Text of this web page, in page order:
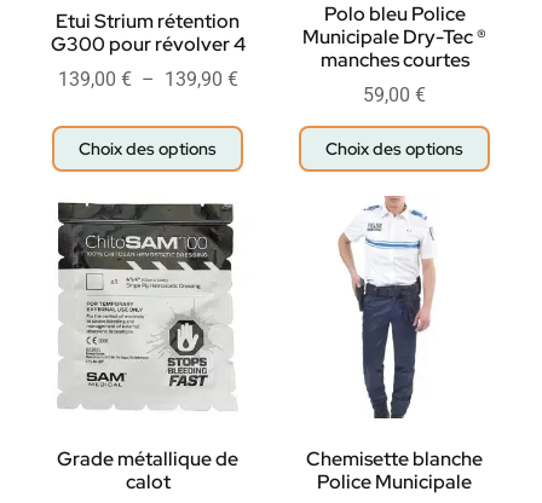
Etui Strium rétention
G300 pour révolver 4
139,00 € – 139,90 €
Choix des options
Polo bleu Police
Municipale Dry-Tec ®
manches courtes
59,00 €
Choix des options
Grade métallique de
calot
Chemisette blanche
Police Municipale